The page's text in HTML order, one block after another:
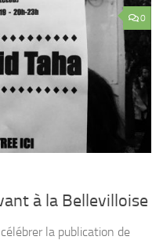
0
à la Bellevilloise
la publication de